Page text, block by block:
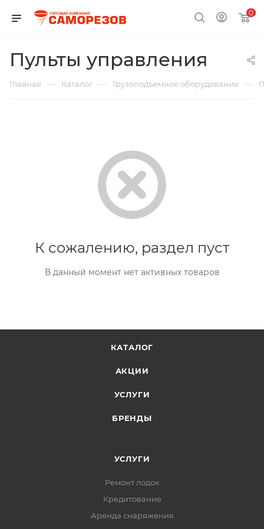
0
Пульты управления
Главная — Каталог — Грузоподъемное оборудование —
К сожалению, раздел пуст
В данный момент нет активных товаров
КАТАЛОГ
АКЦИИ
УСЛУГИ
БРЕНДЫ
УСЛУГИ
Ремонт лодок
Кредитование
Аренда снаряжения